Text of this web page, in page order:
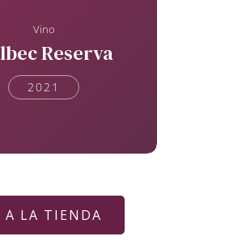
Vino
Reserva
2021
A LA TIENDA